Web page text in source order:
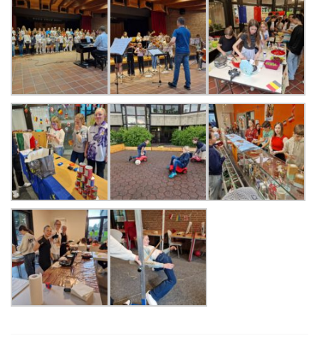
Studien- und Berufsberatung
StuBo-Sprechstunde
Girls‘ and Boys‘ Day
Betriebspraktikum
KAoA-Praxistage Sek II
Exkursion Universität Bielefeld
Studienorientierung NRW
Aufs Mathe-Studium vorbereiten
Ausbildungs- und Studienplatzsuche
Gemeinsam „Lernen lernen“
Soziales Lernen